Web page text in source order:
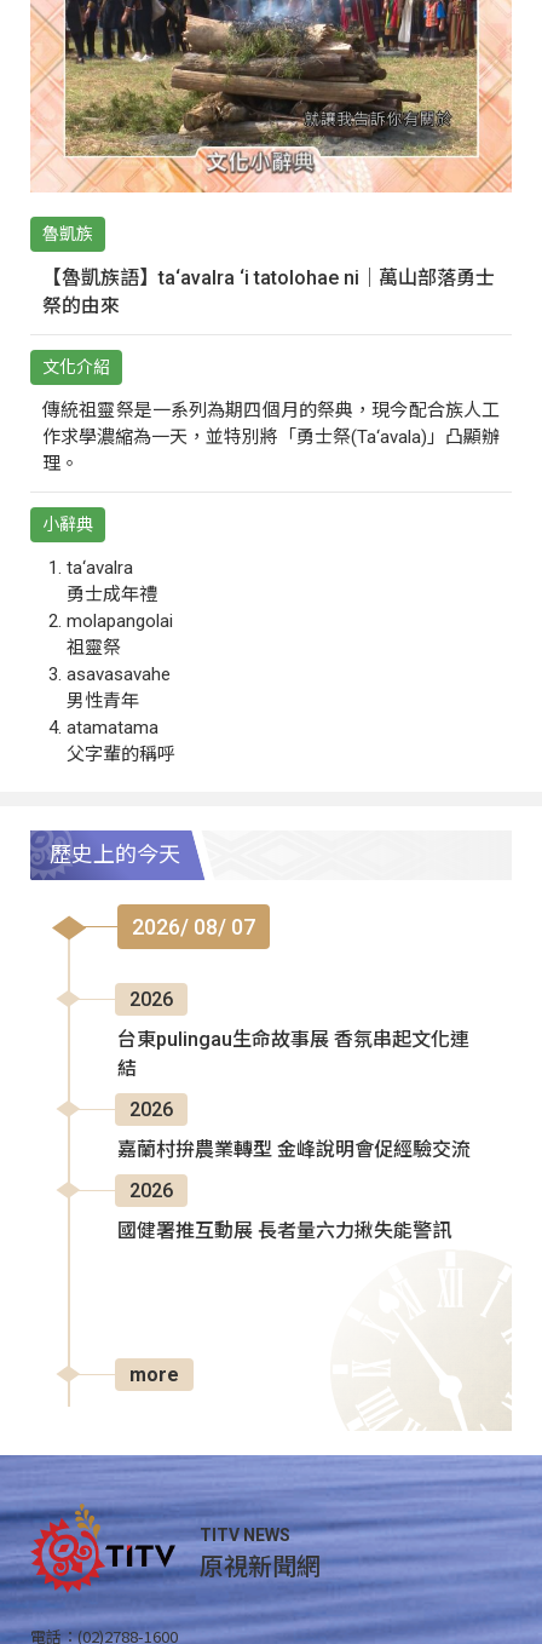
魯凱族
【魯凱族語】ta‘avalra ‘i tatolohae ni｜萬山部落勇士
祭的由來
文化介紹
傳統祖靈祭是一系列為期四個月的祭典，現今配合族人工
作求學濃縮為一天，並特別將「勇士祭(Ta‘avala)」凸顯辦
理。
小辭典
ta‘avalra
勇士成年禮
molapangolai
祖靈祭
asavasavahe
男性青年
atamatama
父字輩的稱呼
歷史上的今天
2026/ 08/ 07
2026
台東pulingau生命故事展 香氛串起文化連
結
2026
嘉蘭村拚農業轉型 金峰說明會促經驗交流
2026
國健署推互動展 長者量六力揪失能警訊
more
TITV NEWS
原視新聞網
電話：(02)2788-1600